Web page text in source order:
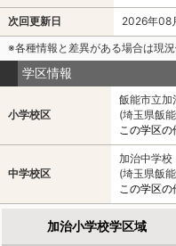
次回更新日
2026年08
※各種情報と差異がある場合は現
学区情報
小学校区
飯能市立加
(埼玉県飯
この学区
中学校区
加治中学校
(埼玉県飯
この学区
加治小学校学区域